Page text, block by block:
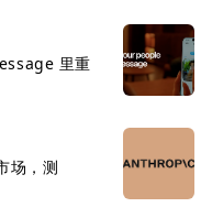
里重
场，测